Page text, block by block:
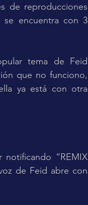
de reproducciones
se encuentra con 3
tema de Feid
que no funciono,
ya está con otra
“REMIX
de Feid abre con